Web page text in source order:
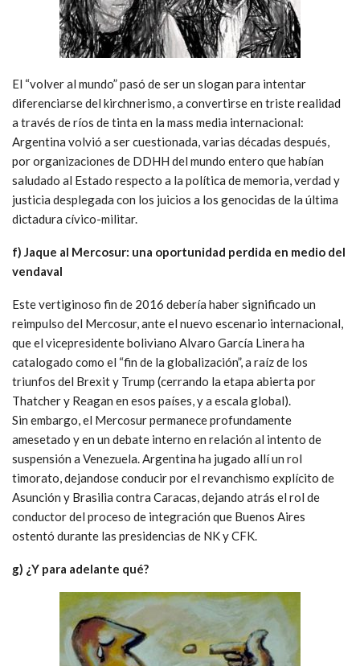
El “volver al mundo” pasó de ser un slogan para intentar
diferenciarse del kirchnerismo, a convertirse en triste realidad
a través de ríos de tinta en la mass media internacional:
Argentina volvió a ser cuestionada, varias décadas después,
por organizaciones de DDHH del mundo entero que habían
saludado al Estado respecto a la política de memoria, verdad y
justicia desplegada con los juicios a los genocidas de la última
dictadura cívico-militar.
f) Jaque al Mercosur: una oportunidad perdida en medio del
vendaval
Este vertiginoso fin de 2016 debería haber significado un
reimpulso del Mercosur, ante el nuevo escenario internacional,
que el vicepresidente boliviano Alvaro García Linera ha
catalogado como el “fin de la globalización”, a raíz de los
triunfos del Brexit y Trump (cerrando la etapa abierta por
Thatcher y Reagan en esos países, y a escala global).
Sin embargo, el Mercosur permanece profundamente
amesetado y en un debate interno en relación al intento de
suspensión a Venezuela. Argentina ha jugado allí un rol
timorato, dejandose conducir por el revanchismo explícito de
Asunción y Brasilia contra Caracas, dejando atrás el rol de
conductor del proceso de integración que Buenos Aires
ostentó durante las presidencias de NK y CFK.
g) ¿Y para adelante qué?